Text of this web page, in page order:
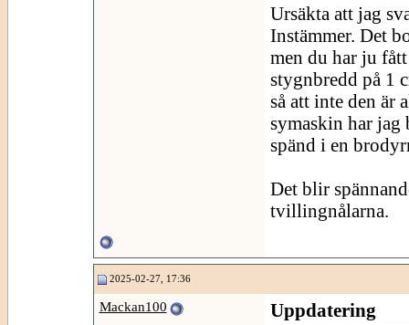
Ursäkta att jag
Instämmer. Det
men du har ju
stygnbredd på 1
så att inte den är
symaskin har jag
spänd i en
Det blir
tvillingnålarna.
2025-02-27, 17:36
Mackan100
Uppdatering